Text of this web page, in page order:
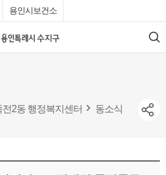
용인시보건소
검
색
전2동 행정복지센터 동소식